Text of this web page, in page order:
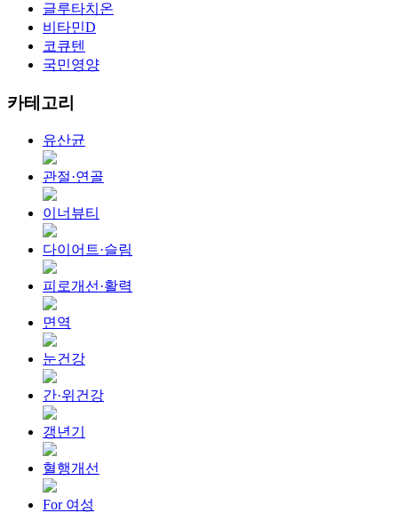
글루타치온
비타민D
코큐텐
국민영양
카테고리
유산균
관절·연골
이너뷰티
다이어트·슬림
피로개선·활력
면역
눈건강
간·위건강
갱년기
혈행개선
For 여성